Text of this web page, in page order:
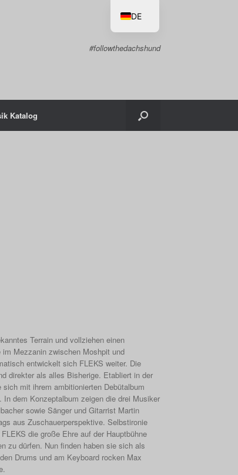
#followthedachshund
Katalog
Terrain und vollziehen einen
Mezzanin zwischen Moshpit und
entwickelt sich FLEKS weiter. Die
direkter als alles Bisherige. Etabliert in der
mit ihrem ambitionierten Debütalbum
In dem Konzeptalbum zeigen die drei Musiker
sowie Sänger und Gitarrist Martin
aus Zuschau­erperspektive. Selbstironie
die große Ehre auf der Hauptbühne
zu dürfen. Nun finden haben sie sich als
Drums und am Keyboard rocken Max
DE
EN